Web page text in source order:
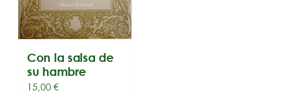
Con la salsa de
su hambre
15,00€